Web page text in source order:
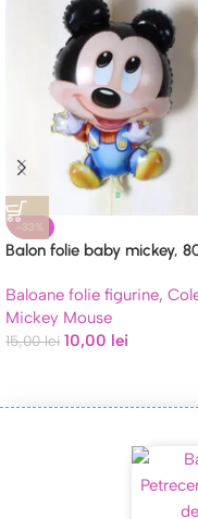
-33%
Balon folie baby mickey,
Baloane folie figurine,
Mickey Mouse
15,00lei 10,00 lei